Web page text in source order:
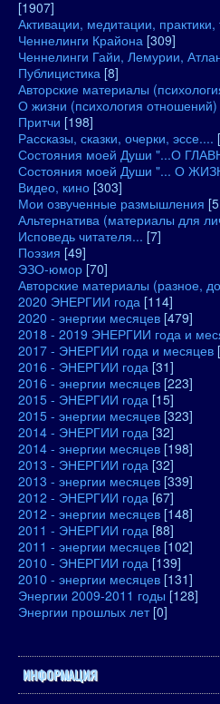
[1907]
Активации, медитации, практики,
Ченнелинги Крайона [309]
Ченнелинги Гайи, Лемурии,
Публицистика [8]
Авторские материалы
О жизни (психология отношений)
Притчи [198]
Рассказы, сказки, очерки, эссе....
Состояния моей Души "...О
Состояния моей Души "... О
Видео, кино [303]
Мои озвученные размышления
Альтернатива (материалы для
Исповедь читателя... [7]
Поэзия [49]
ЭЗО-юмор [70]
Авторские материалы (разное,
2020 ЭНЕРГИИ года [114]
2020 - энергии месяцев [479]
2018 - 2019 ЭНЕРГИИ года и
2017 - ЭНЕРГИИ года и месяцев
2016 - ЭНЕРГИИ года [31]
2016 - энергии месяцев [223]
2015 - ЭНЕРГИИ года [15]
2015 - энергии месяцев [323]
2014 - ЭНЕРГИИ года [32]
2014 - энергии месяцев [198]
2013 - ЭНЕРГИИ года [32]
2013 - энергии месяцев [339]
2012 - ЭНЕРГИИ года [67]
2012 - энергии месяцев [148]
2011 - ЭНЕРГИИ года [88]
2011 - энергии месяцев [102]
2010 - ЭНЕРГИИ года [139]
2010 - энергии месяцев [131]
Энергии 2009-2011 годы [128]
Энергии прошлых лет [0]
ИНФОРМАЦИЯ